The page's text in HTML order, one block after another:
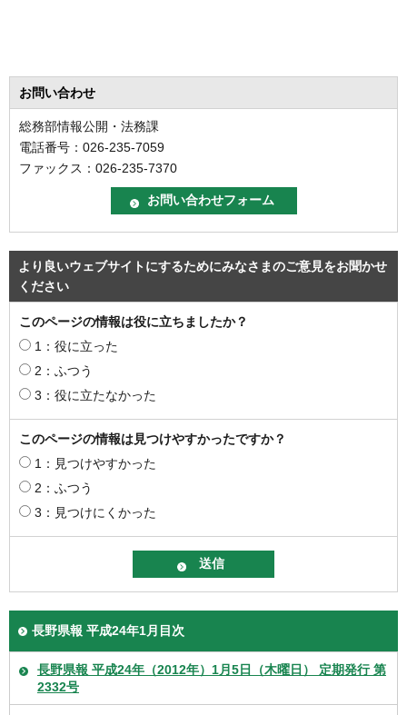
お問い合わせ
総務部情報公開・法務課
電話番号：026-235-7059
ファックス：026-235-7370
より良いウェブサイトにするためにみなさまのご意見をお聞かせ
ください
このページの情報は役に立ちましたか？
1：役に立った
2：ふつう
3：役に立たなかった
このページの情報は見つけやすかったですか？
1：見つけやすかった
2：ふつう
3：見つけにくかった
長野県報 平成24年1月目次
長野県報 平成24年（2012年）1月5日（木曜日） 定期発行 第
2332号